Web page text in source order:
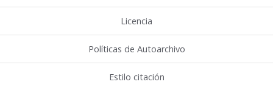
Licencia
Políticas de Autoarchivo
Estilo citación